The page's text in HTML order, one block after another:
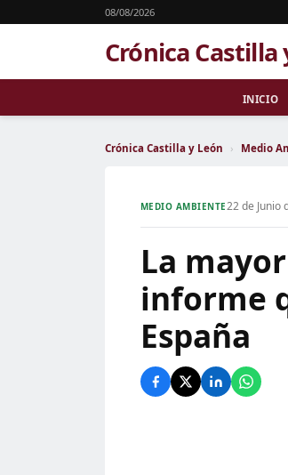
08/08/2026
Crónica Castilla
INICIO
Crónica Castilla y León › Medio
MEDIO AMBIENTE22 de Junio
La
informe
España